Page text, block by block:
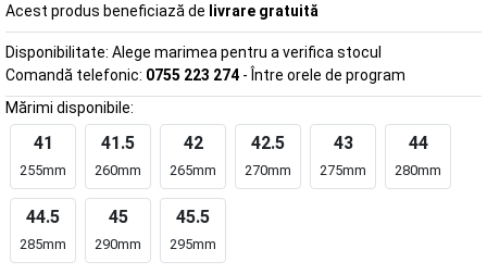
Acest produs beneficiază de livrare gratuită
Disponibilitate: Alege marimea pentru a verifica stocul
Comandă telefonic: 0755 223 274 - Între orele de program
Mărimi disponibile:
41
255mm
41.5
260mm
42
265mm
42.5
270mm
43
275mm
44
280mm
44.5
285mm
45
290mm
45.5
295mm